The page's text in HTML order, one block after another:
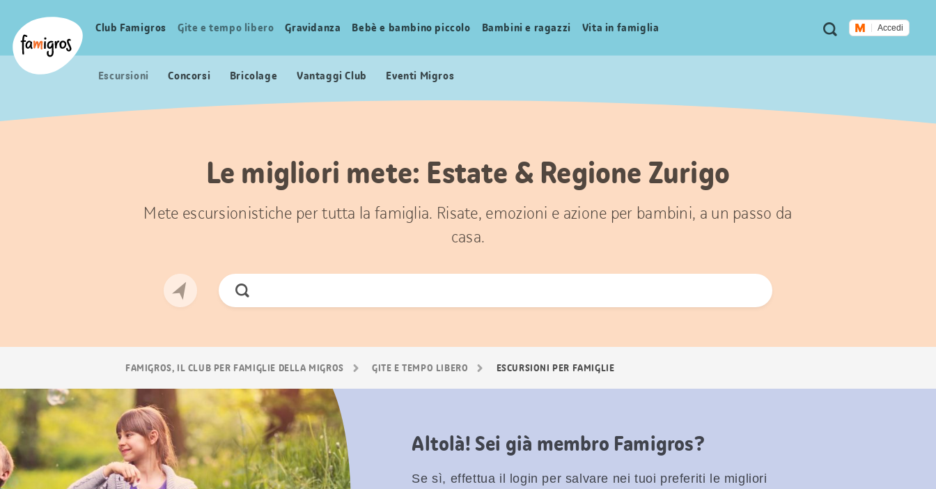
segnalibri
Logo
Metanavigazione
Ricerca Accedi
Navigazione
Club Famigros Gite e tempo libero Gravidanza Bebè e bambino piccolo Bambini e ragazzi Vita in famiglia
Escursioni Concorsi Bricolage Vantaggi Club Eventi Migros
Le migliori mete: Estate & Regione Zurigo
Mete escursionistiche per tutta la famiglia. Risate, emozioni e azione per bambini, a un passo da
casa.
Cerca
FAMIGROS, IL CLUB PER FAMIGLIE DELLA MIGROS GITE E TEMPO LIBERO ESCURSIONI PER FAMIGLIE
Altolà! Sei già membro Famigros?
Se sì, effettua il login per salvare nei tuoi preferiti le migliori